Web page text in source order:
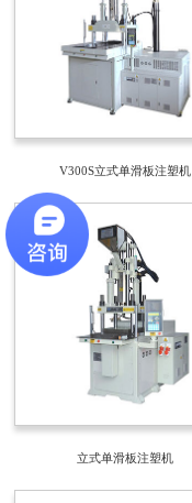
V300S立式单滑板注塑机
立式单滑板注塑机